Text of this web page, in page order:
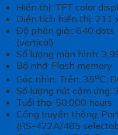
Hiển thị: TFT color
Diện tích hiển thị: 211
Độ phân giải: 640
(vertical)
Số lượng màn hình:
Bộ nhớ: Flash memory
Góc nhìn: Trên: 35oC,
Số lượng nút cảm ứng:
Tuổi thọ: 50,000 hours
Cổng truyền thông:
(RS-422A/485